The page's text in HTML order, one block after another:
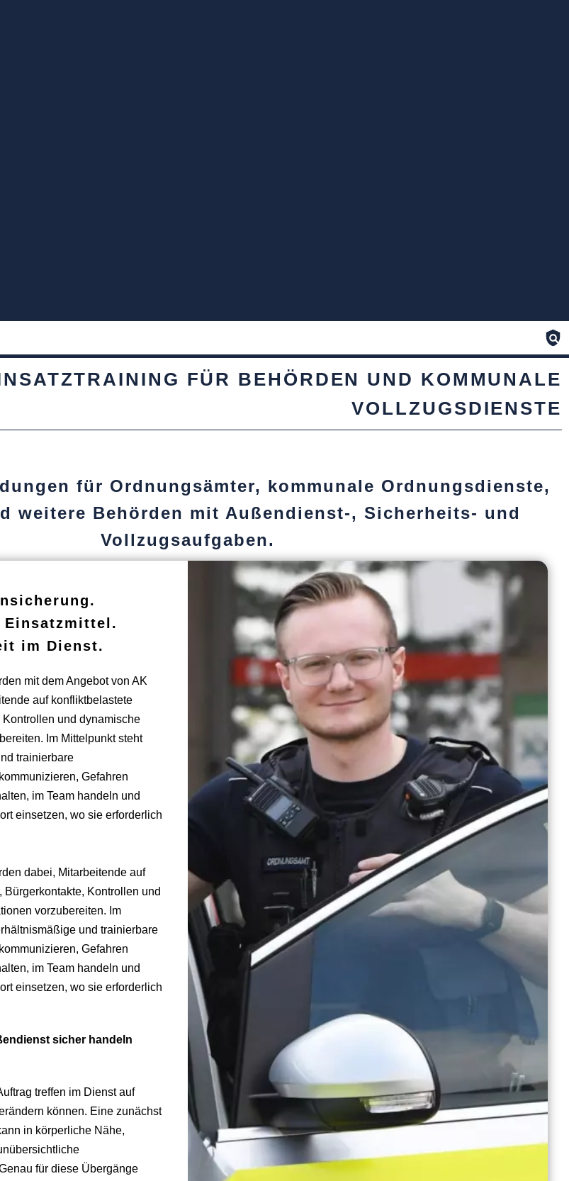
FÜR BEHÖRDEN UND KOMMUNALE
VOLLZUGSDIENSTE
für Ordnungsämter, kommunale Ordnungsdienste,
weitere Behörden mit Außendienst-, Sicherheits- und
Vollzugsaufgaben.
im Dienst.
mit dem Angebot von AK
auf konfliktbelastete
und dynamische
Im Mittelpunkt steht
trainierbare
Gefahren
im Team handeln und
einsetzen, wo sie erforderlich
dabei, Mitarbeitende auf
Kontrollen und
vorzubereiten. Im
und trainierbare
Gefahren
im Team handeln und
einsetzen, wo sie erforderlich
sicher handeln
treffen im Dienst auf
können. Eine zunächst
in körperliche Nähe,
für diese Übergänge